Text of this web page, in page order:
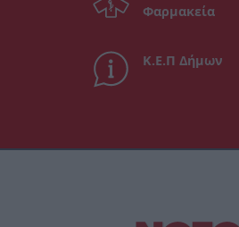
Φαρμακεία
Κ.Ε.Π Δήμων